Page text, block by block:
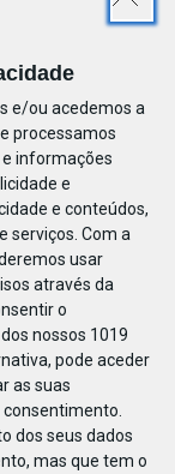
e/ou acedemos a
processamos
informações
e
e conteúdos,
serviços. Com a
usar
através da
o
nossos 1019
pode aceder
as suas
dos seus dados
mas que tem o